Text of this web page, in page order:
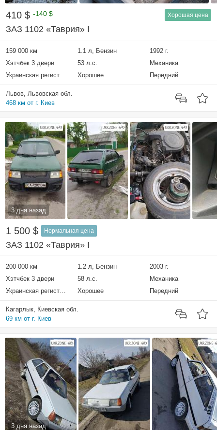
410 $ -140 $ Хорошая цена
ЗАЗ 1102 «Таврия» I
159 000 км 1.1 л, Бензин
1992 г.
Хэтчбек 3 двери
53 л.с.
Механика
Украинская регистрация
Хорошее Передний
Львов, Львовская обл.
468 км от г. Киев
3 дня назад
1 500 $ Нормальная цена
ЗАЗ 1102 «Таврия» I
200 000 км 1.2 л, Бензин
2003 г.
Хэтчбек 3 двери
58 л.с.
Механика
Украинская регистрация
Хорошее Передний
Кагарлык, Киевская обл.
69 км от г. Киев
3 дня назад